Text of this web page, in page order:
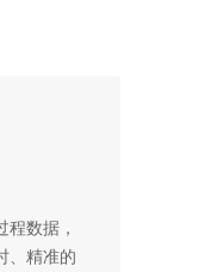
数据，
、精准的